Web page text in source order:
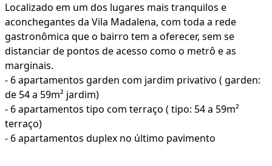
Localizado em um dos lugares mais tranquilos e
aconchegantes da Vila Madalena, com toda a rede
gastronômica que o bairro tem a oferecer, sem se
distanciar de pontos de acesso como o metrô e as
marginais.
- 6 apartamentos garden com jardim privativo ( garden:
de 54 a 59m² jardim)
- 6 apartamentos tipo com terraço ( tipo: 54 a 59m²
terraço)
- 6 apartamentos duplex no último pavimento